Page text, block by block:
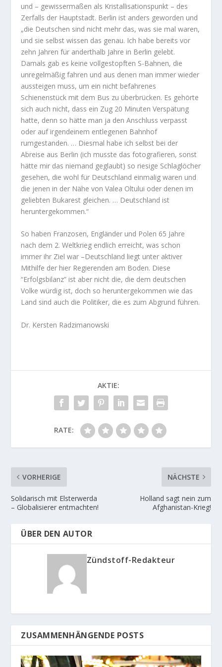
und – gewissermaßen als Kristallisationspunkt – des
Zerfalls der Hauptstadt. Berlin ist anders geworden und
„die Deutschen sind nicht mehr das, was sie mal waren,
und sie selbst wissen das genau. Ich habe bereits vor
zehn Jahren für anderthalb Jahre in Berlin gelebt.
Damals gab es keine vollgestopften S-Bahnen, die
unregelmäßig fahren und aus denen man immer wieder
aussteigen muss, um ein nicht befahrenes
Schienenstück mit dem Bus zu überbrücken. Es gehörte
sich auch nicht, dass ein Zug 20 Minuten Verspätung
hatte, denn so hätte man ja den Anschluss verpasst
oder auf irgendeinem entlegenen Bahnhof
rumgestanden. … Diesmal habe ich selbst bei der
Abreise aus Berlin (ich musste das fotografieren, sonst
hätte mir das niemand geglaubt) so riesige Schlaglöcher
gesehen, die wohl für Deutschland einmalig waren und
die jenen in der Nähe von Valea Oltului oder denen im
geliebten Bukarest gleichen. … Deutschland ist
heruntergekommen.“
So haben Franzosen, Engländer und Polen 65 Jahre
nach dem 2. Weltkrieg endlich erreicht, was schon
immer ihr Ziel war –Deutschland liegt unter aktiver
Mithilfe der hier Regierenden am Boden. Diese
“Erfolgsbilanz” ist aber nicht die, die dem deutschen
Volke würdig ist, doch so heruntergekommen wie das
Land sind auch die Politiker, die es zum Abgrund führen.
Dr. Kersten Radzimanowski
AKTIE:
RATE:
VORHERIGE
Solidarisch mit Elsterwerda
– Globalisierer entmachten!
NÄCHSTE
Holland sagt nein zum
Afghanistan-Krieg!
ÜBER DEN AUTOR
Zündstoff-Redakteur
ZUSAMMENHÄNGENDE POSTS